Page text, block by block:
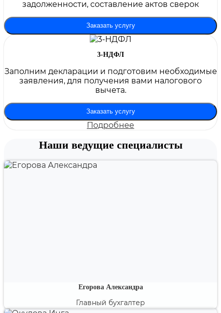
задолженности, составление актов сверок
Заказать услугу
3-НДФЛ
Заполним декларации и подготовим необходимые
заявления, для получения вами налогового
вычета.
Заказать услугу
Подробнее
Наши ведущие специалисты
Егорова Александра
Главный бухгалтер